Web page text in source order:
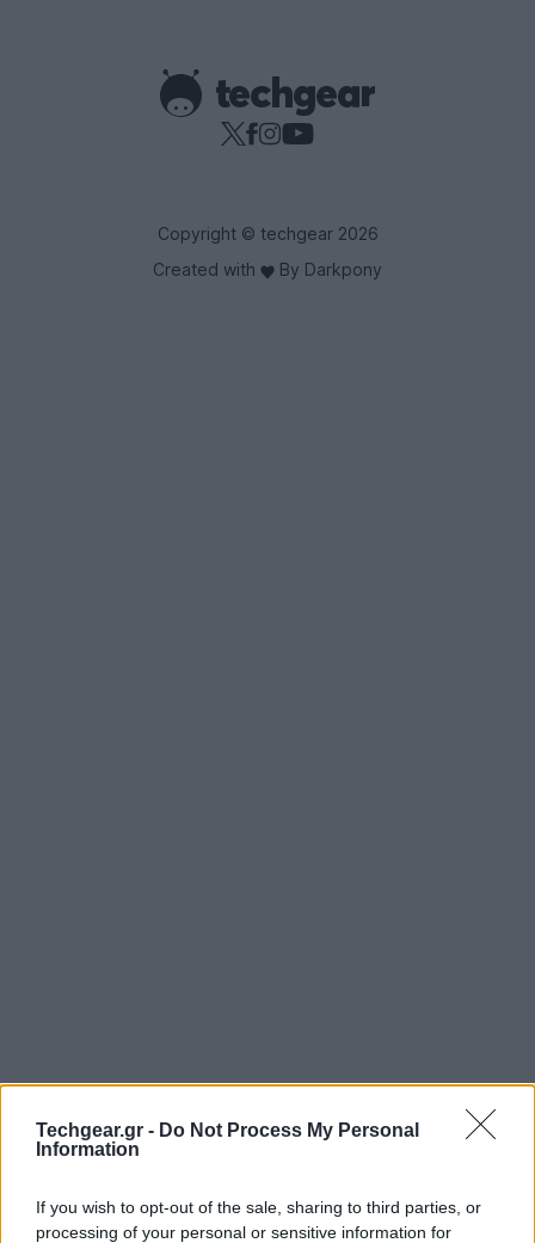
Techgear.gr - Do Not Process My Personal
Information
If you wish to opt-out of the sale, sharing to third parties, or
processing of your personal or sensitive information for
Copyright © techgear 2026
Created with
By Darkpony